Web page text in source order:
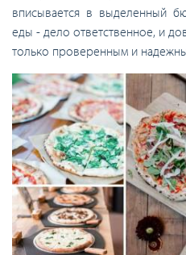
вписывается в выделенный
еды - дело ответственное, и
только проверенным и